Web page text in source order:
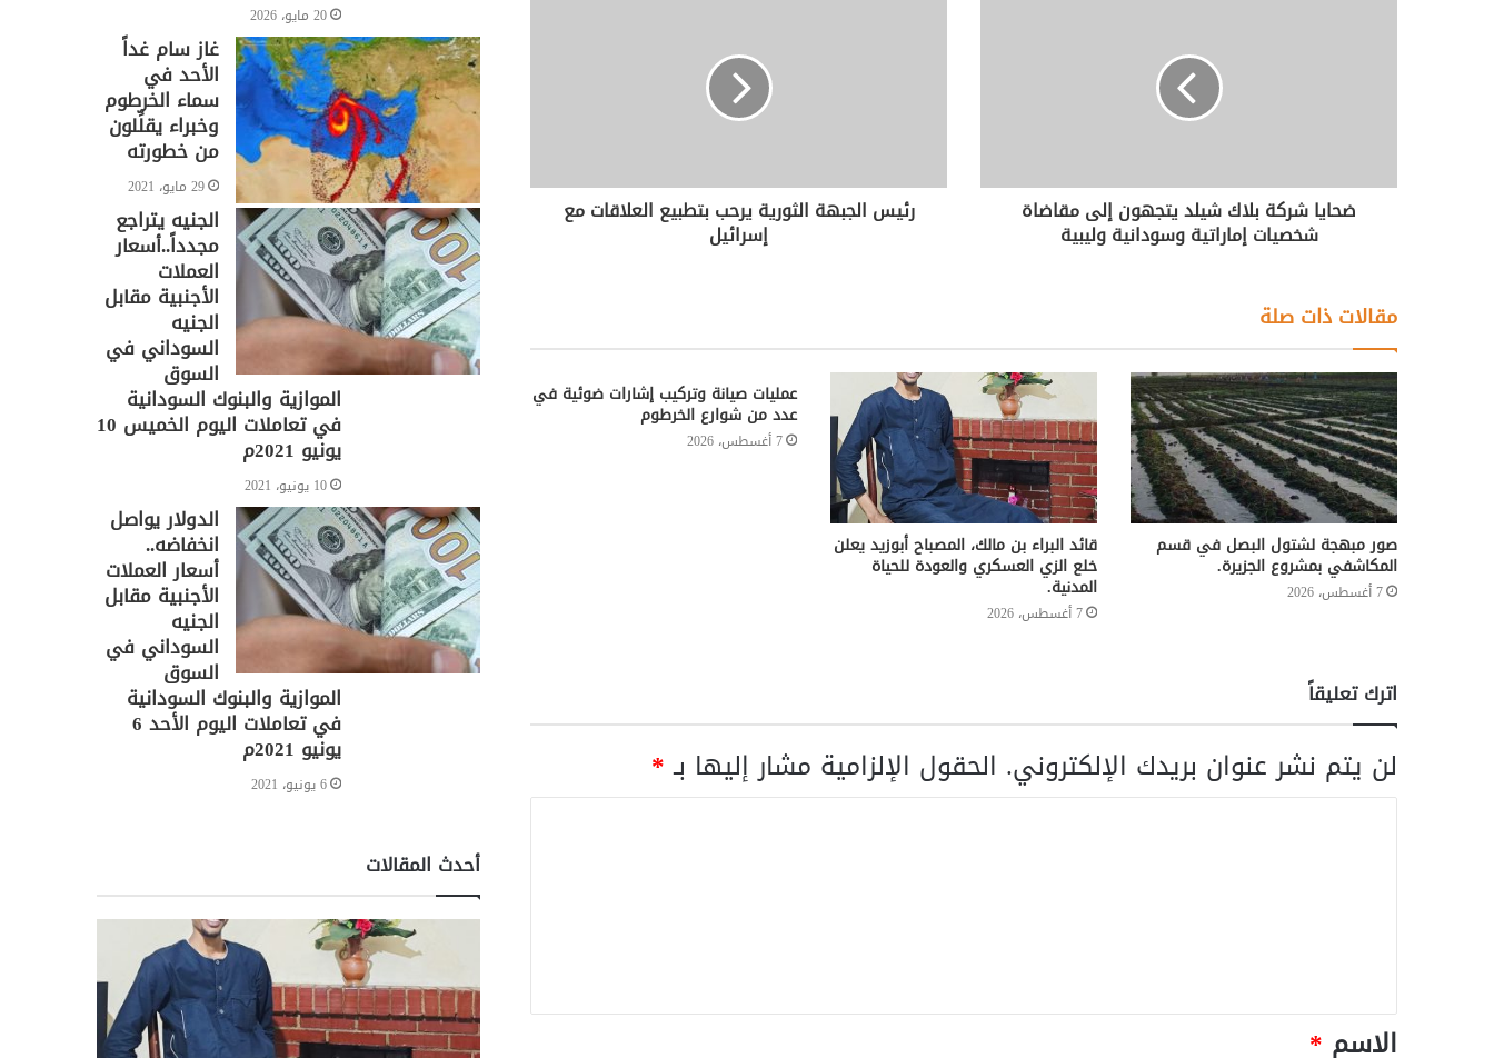
ضحايا شركة بلاك شيلد يتجهون إلى مقاضاة
شخصيات إماراتية وسودانية وليبية
رئيس الجبهة الثورية يرحب بتطبيع العلاقات مع
إسرائيل
مقالات ذات صلة
صور مبهجة لشتول البصل في قسم
المكاشفي بمشروع الجزيرة.
7 أغسطس، 2026
قائد البراء بن مالك، المصباح أبوزيد يعلن
خلع الزي العسكري والعودة للحياة
المدنية.
7 أغسطس، 2026
عمليات صيانة وتركيب إشارات ضوئية في
عدد من شوارع الخرطوم
7 أغسطس، 2026
اترك تعليقاً
لن يتم نشر عنوان بريدك الإلكتروني. الحقول الإلزامية مشار إليها بـ*
الاسم *
20 مايو، 2026
غاز سام غداً
الأحد في
سماء الخرطوم
وخبراء يقلِّلون
من خطورته
29 مايو، 2021
الجنيه يتراجع
مجدداً..أسعار
العملات
الأجنبية مقابل
الجنيه
السوداني في
السوق
الموازية والبنوك السودانية
في تعاملات اليوم الخميس 10
يونيو 2021م
10 يونيو، 2021
الدولار يواصل
انخفاضه..
أسعار العملات
الأجنبية مقابل
الجنيه
السوداني في
السوق
الموازية والبنوك السودانية
في تعاملات اليوم الأحد 6
يونيو 2021م
6 يونيو، 2021
أحدث المقالات